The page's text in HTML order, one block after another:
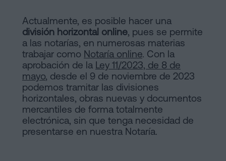
Actualmente, es posible hacer una
división horizontal online, pues se permite
a las notarías, en numerosas materias
trabajar como Notaría online. Con la
aprobación de la Ley 11/2023, de 8 de
mayo, desde el 9 de noviembre de 2023
podemos tramitar las divisiones
horizontales, obras nuevas y documentos
mercantiles de forma totalmente
electrónica, sin que tenga necesidad de
presentarse en nuestra Notaría.